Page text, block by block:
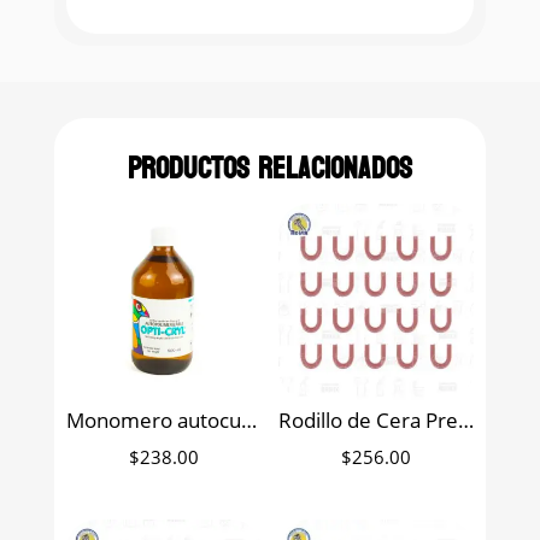
Productos relacionados
Monomero autocurable Opti-Cryl 500 ml
$238.00
Rodillo de Cera Preformado (U) DentiCast Caja con 20
$256.00